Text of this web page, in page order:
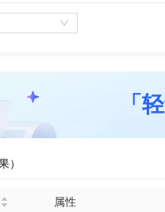
「
）
属性